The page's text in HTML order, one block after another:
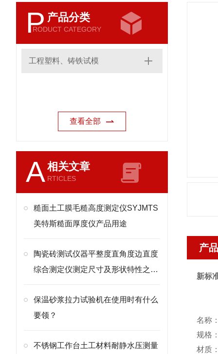
P 产品分类
RODUCT CATEGORY
工程塑料、铸铁试模
查看全部
A相关文章
RTICLES
糙面土工膜毛糙高度测定仪SYJMTS
美特斯糙面厚度仪产品用途
陶瓷砖测试仪器平整度直角度边直度
综合测定仪测定尺寸及形状特性之仪
保温砂浆拉力试验机在使用时有什么
要领？
不锈钢工作台土工材料耐静水压测量
产
新标
名称
规格
材质